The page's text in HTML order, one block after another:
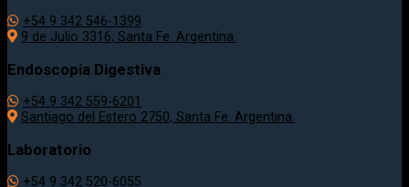
+54 9 342 546-1399
9 de Julio 3316, Santa Fe. Argentina.
Endoscopia Digestiva
+54 9 342 559-6201
Santiago del Estero 2750, Santa Fe. Argentina.
Laboratorio
+54 9 342 520-6055